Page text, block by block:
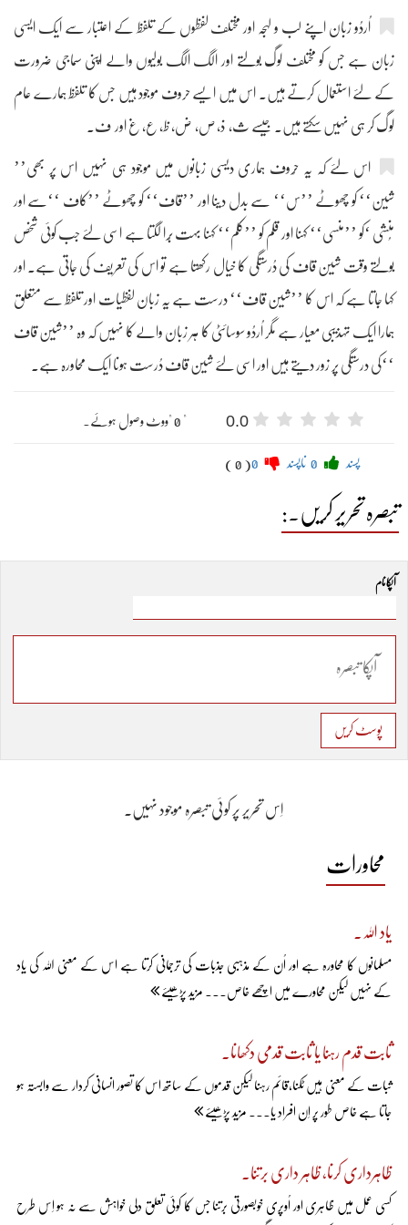
اُردُو زبان اپنے لب و لہجہ اور مختلف لفظوں کے تلفظ کے اعتبار سے ایک ایسی
زبان ہے جس کو مختلف لوگ بولتے اور الگ الگ بولیوں والے اپنی سماجی ضرورت
کے لئے استعمال کرتے ہیں۔ اس میں ایسے حروف موجود ہیں جس کا تلفظ ہمارے عام
لوگ کر ہی نہیں سکتے ہیں۔ جیسے ث، ذ، ص، ض، ظ، ع، غ اور ف۔
اس لئے کہ یہ حُروف ہماری دیسی زبانوں میں موجود ہی نہیں اس پر بھی’’
شین‘‘ کو چھوٹے ’’س‘‘ سے بدل دینا اور ’’قاف‘‘ کو چھوٹے ’’کاف ‘‘سے اور
مُنشی ‘کو ’’منسی‘‘ کہنا اور قلم کو ’’کلم‘‘ کہنا بہت بُرا لگتا ہے اسی لئے جب کوئی شخص
بولتے وقت شین قاف کی دُرستگی کا خیال رکھتا ہے تو اس کی تعریف کی جاتی ہے۔ اور
کہا جاتا ہے کہ اس کا ’’شین قاف‘‘ درست ہے یہ زبان لفظیات اور تلفظ سے متعلق
ہمارا ایک تہذیبی معیار ہے مگر اُردُو سوسائٹی کا ہر زبان والے کا نہیں کہ وہ ’’شین قاف
‘‘کی درستگی پر زور دیتے ہیں اور اسی لئے شین قاف دُرست ہونا ایک محاورہ ہے۔
0.0 " 0 "ووٹ وصول ہوئے۔
پسند ناپسند ( 0 )
تبصرہ تحریر کریں۔:
آپکا نام
پوسٹ کریں
اِس تحریر پر کوئی تبصرہ موجود نہیں۔
محاورات
یاد اللہ۔
مسلمانوں کا محاورہ ہے اور اُن کے مذہبی جذبات کی ترجمانی کرتا ہے اس کے معنی اللہ کی یاد
کے نہیں لیکن محاورے میں اچھے خاص... مزید پڑھیئے
ثابت قدم رہنا یا ثابت قدمی دکھانا۔
ثبات کے معنی ہیں ٹکنا،قائم رہنا لیکن قدموں کے ساتھ اس کا تصور انسانی کردار سے وابستہ ہو
جاتا ہے خاص طور پر اِن افراد یا... مزید پڑھیئے
ظاہرداری کرنا، ظاہر داری برتنا۔
کسی عمل میں ظاہری اور اُوپری خوبصورتی برتنا جس کا کوئی تعلق دلی خواہش سے نہ ہو اِس طرح